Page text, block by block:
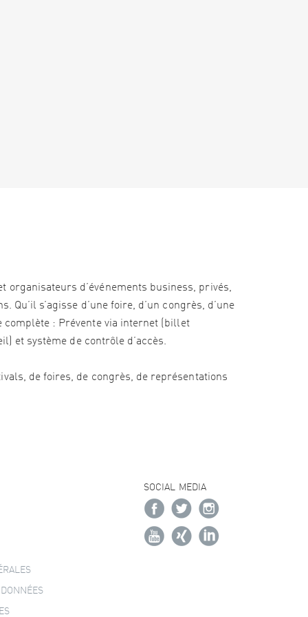
organisateurs d’événements business, privés,
s’agisse d’une foire, d’un congrès, d’une
complète : Prévente via internet (billet
et système de contrôle d’accès.
de foires, de congrès, de représentations
SOCIAL MEDIA